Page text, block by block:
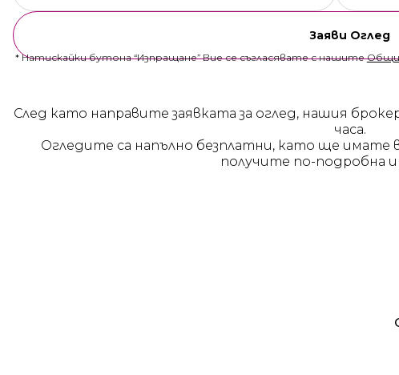
Заяви Оглед
* Натискайки бутона “Изпращане” Вие се съгласявате с нашитеОбщи
След като направите заявката за оглед, нашия
часа.
Огледите са напълно безплатни, като ще имате
получите по-подробна